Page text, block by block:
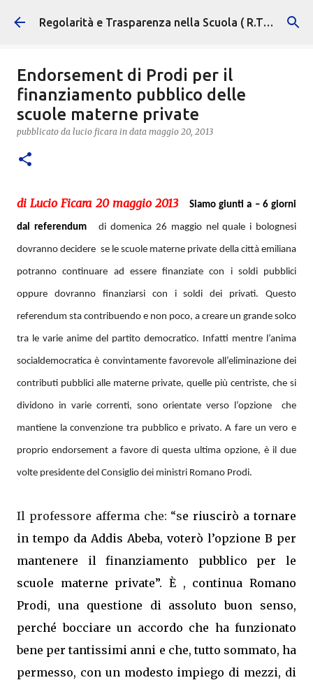
Passa ai contenuti principali Regolarità e Trasparenza nella Scuola ( R.T.S. )
Endorsement di Prodi per il
finanziamento pubblico delle
scuole materne private
pubblicato da lucio ficara in data maggio 20, 2013
di Lucio Ficara 20 maggio 2013 Siamo giunti a – 6 giorni
dal referendum di domenica 26 maggio nel quale i bolognesi
dovranno decidere se le scuole materne private della città emiliana
potranno continuare ad essere finanziate con i soldi pubblici
oppure dovranno finanziarsi con i soldi dei privati. Questo
referendum sta contribuendo e non poco, a creare un grande solco
tra le varie anime del partito democratico. Infatti mentre l’anima
socialdemocratica è convintamente favorevole all’eliminazione dei
contributi pubblici alle materne private, quelle più centriste, che si
dividono in varie correnti, sono orientate verso l’opzione che
mantiene la convenzione tra pubblico e privato. A fare un vero e
proprio endorsement a favore di questa ultima opzione, è il due
volte presidente del Consiglio dei ministri Romano Prodi.
Il professore afferma che: “se riuscirò a tornare
in tempo da Addis Abeba, voterò l’opzione B per
mantenere il finanziamento pubblico per le
scuole materne private”. È , continua Romano
Prodi, una questione di assoluto buon senso,
perché bocciare un accordo che ha funzionato
bene per tantissimi anni e che, tutto sommato, ha
permesso, con un modesto impiego di mezzi, di